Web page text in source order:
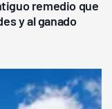
remedio que
y al ganado